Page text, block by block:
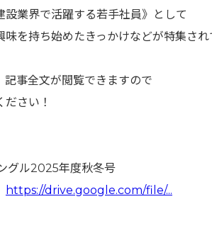
設業界で活躍する若手社員》として
を持ち始めたきっかけなどが特集され
記事全文が閲覧できますので
さい！
グル2025年度秋冬号
https://drive.google.com/file/...